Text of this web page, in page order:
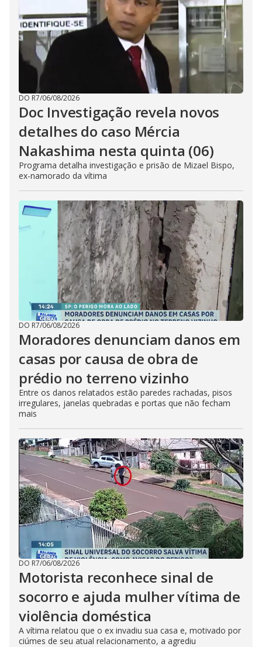
DO R7/06/08/2026
Doc Investigação revela novos
detalhes do caso Mércia
Nakashima nesta quinta (06)
Programa detalha investigação e prisão de Mizael Bispo,
ex-namorado da vítima
DO R7/06/08/2026
Moradores denunciam danos em
casas por causa de obra de
prédio no terreno vizinho
Entre os danos relatados estão paredes rachadas, pisos
irregulares, janelas quebradas e portas que não fecham
mais
DO R7/06/08/2026
Motorista reconhece sinal de
socorro e ajuda mulher vítima de
violência doméstica
A vítima relatou que o ex invadiu sua casa e, motivado por
ciúmes de seu atual relacionamento, a agrediu